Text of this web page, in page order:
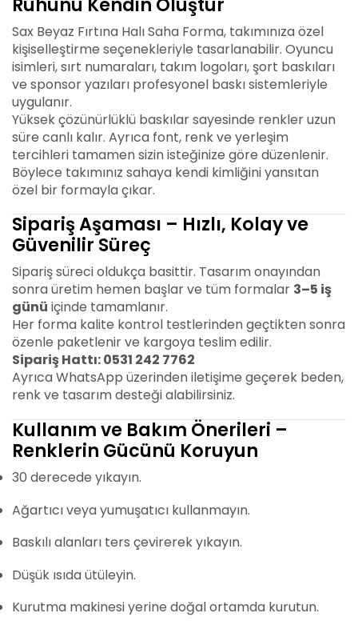
Sax Beyaz Fırtına Halı Saha Forma, takımınıza özel
kişiselleştirme seçenekleriyle tasarlanabilir. Oyuncu
isimleri, sırt numaraları, takım logoları, şort baskıları
ve sponsor yazıları profesyonel baskı sistemleriyle
uygulanır.
Yüksek çözünürlüklü baskılar sayesinde renkler uzun
süre canlı kalır. Ayrıca font, renk ve yerleşim
tercihleri tamamen sizin isteğinize göre düzenlenir.
Böylece takımınız sahaya kendi kimliğini yansıtan
özel bir formayla çıkar.
Sipariş Aşaması – Hızlı, Kolay ve
Güvenilir Süreç
Sipariş süreci oldukça basittir. Tasarım onayından
sonra üretim hemen başlar ve tüm formalar 3–5 iş
günü içinde tamamlanır.
Her forma kalite kontrol testlerinden geçtikten sonra
özenle paketlenir ve kargoya teslim edilir.
Sipariş Hattı: 0531 242 7762
Ayrıca WhatsApp üzerinden iletişime geçerek beden,
renk ve tasarım desteği alabilirsiniz.
Kullanım ve Bakım Önerileri –
Renklerin Gücünü Koruyun
30 derecede yıkayın.
Ağartıcı veya yumuşatıcı kullanmayın.
Baskılı alanları ters çevirerek yıkayın.
Düşük ısıda ütüleyin.
Kurutma makinesi yerine doğal ortamda kurutun.